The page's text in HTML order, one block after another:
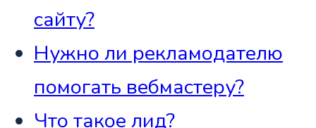
сайту?
Нужно ли рекламодателю
помогать вебмастеру?
Что такое лид?